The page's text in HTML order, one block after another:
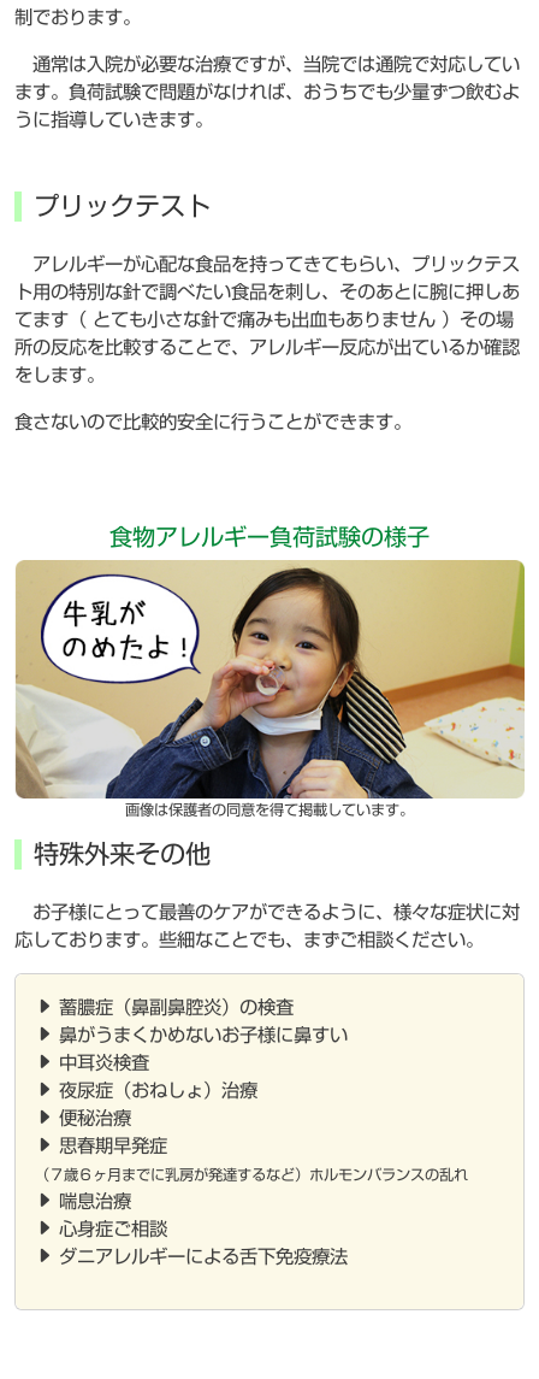
制でおります。
通常は入院が必要な治療ですが、当院では通院で対応してい
ます。負荷試験で問題がなければ、おうちでも少量ずつ飲むよ
うに指導していきます。
プリックテスト
アレルギーが心配な食品を持ってきてもらい、プリックテス
ト用の特別な針で調べたい食品を刺し、そのあとに腕に押しあ
てます（ とても小さな針で痛みも出血もありません ）その場
所の反応を比較することで、アレルギー反応が出ているか確認
をします。
食さないので比較的安全に行うことができます。
食物アレルギー負荷試験の様子
画像は保護者の同意を得て掲載しています。
特殊外来その他
お子様にとって最善のケアができるように、様々な症状に対
応しております。些細なことでも、まずご相談ください。
蓄膿症（鼻副鼻腔炎）の検査
鼻がうまくかめないお子様に鼻すい
中耳炎検査
夜尿症（おねしょ）治療
便秘治療
思春期早発症
（７歳６ヶ月までに乳房が発達するなど）ホルモンバランスの乱れ
喘息治療
心身症ご相談
ダニアレルギーによる舌下免疫療法